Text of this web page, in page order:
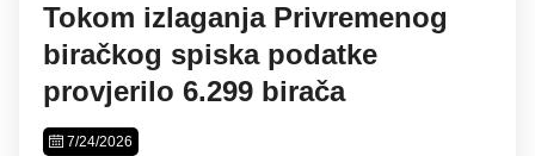
Tokom izlaganja Privremenog
biračkog spiska podatke
provjerilo 6.299 birača
7/24/2026